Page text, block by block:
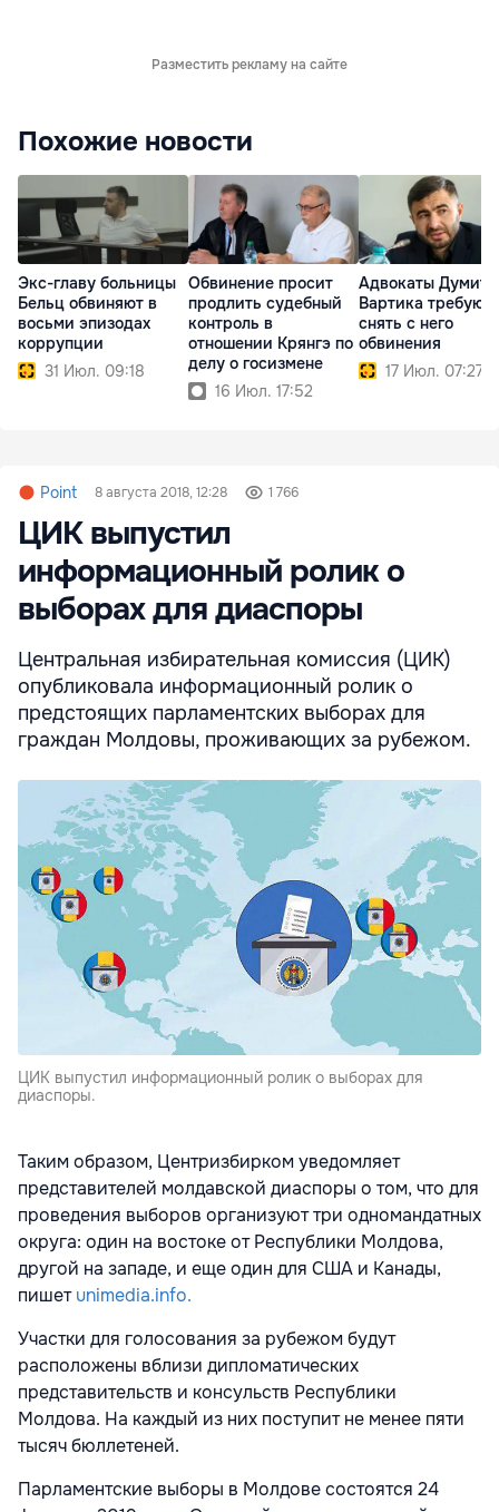
Разместить рекламу на сайте
Похожие новости
Экс-главу больницы
Бельц обвиняют в
восьми эпизодах
коррупции
31 Июл. 09:18
Обвинение просит
продлить судебный
контроль в
отношении Крянгэ по
делу о госизмене
16 Июл. 17:52
Адвокаты
Вартика требуют
снять с него
обвинения
17 Июл. 07:27
Point 8 августа 2018, 12:28 1 766
ЦИК выпустил
информационный ролик о
выборах для диаспоры
Центральная избирательная комиссия (ЦИК)
опубликовала информационный ролик о
предстоящих парламентских выборах для
граждан Молдовы, проживающих за рубежом.
ЦИК выпустил информационный ролик о выборах для
диаспоры.
Таким образом, Центризбирком уведомляет
представителей молдавской диаспоры о том, что для
проведения выборов организуют три одномандатных
округа: один на востоке от Республики Молдова,
другой на западе, и еще один для США и Канады,
пишетunimedia.info.
Участки для голосования за рубежом будут
расположены вблизи дипломатических
представительств и консульств Республики
Молдова. На каждый из них поступит не менее пяти
тысяч бюллетеней.
Парламентские выборы в Молдове состоятся 24